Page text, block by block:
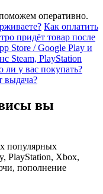
оперативно.
Как оплатить
придёт товар после
Store / Google Play и
Steam, PlayStation
ли у вас покупать?
выдача?
вы
популярных
PlayStation, Xbox,
пополнение